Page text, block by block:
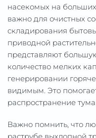
насекомых на
важно для очистных
складирования
приводной
представляют
количество мелких
генерировании
видимым. Это
распространение
Важно помнить, что